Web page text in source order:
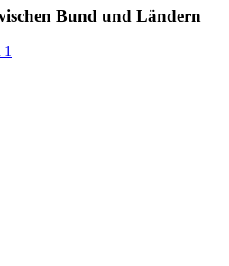
Bund und Ländern